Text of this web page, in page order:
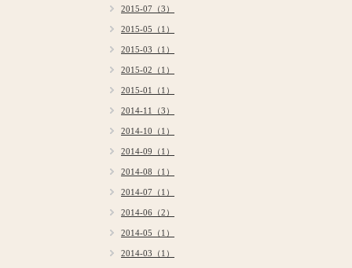
2015-07（3）
2015-05（1）
2015-03（1）
2015-02（1）
2015-01（1）
2014-11（3）
2014-10（1）
2014-09（1）
2014-08（1）
2014-07（1）
2014-06（2）
2014-05（1）
2014-03（1）